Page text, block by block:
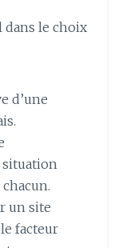
d’une
un site
facteur